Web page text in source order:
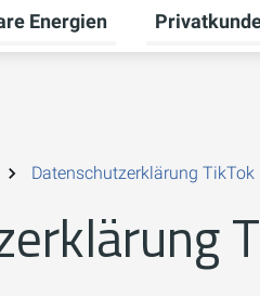
Energien
Untermenü
Datenschutzerklärung TikTok